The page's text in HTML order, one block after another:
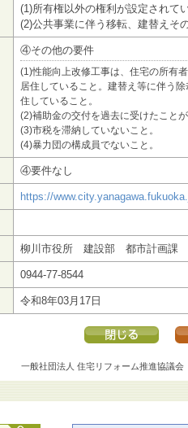
(1)所有権以外の権利が設定されて
(2)公共事業に伴う移転、建替えそ
④その他の要件
(1)性能向上改修工事は、住宅の所有
居住していること。建替え等に伴う
住していること。
(2)補助金の交付を過去に受けたことが
(3)市税を滞納していないこと。
(4)暴力団の構成員でないこと。
④要件なし
https://
柳川市役所 建設部 都市計画課
0944-77-8544
令和8年03月17日
一般社団法人 住宅リフォーム推進協議会